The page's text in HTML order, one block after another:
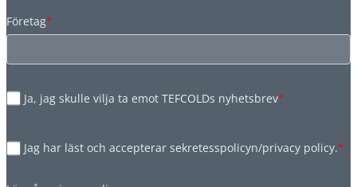
Företag*
Ja, jag skulle vilja ta emot TEFCOLDs nyhetsbrev*
Jag har läst och accepterar sekretesspolicyn/privacy policy.*